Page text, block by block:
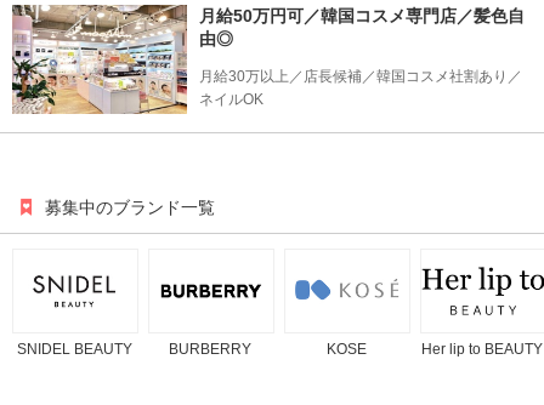
月給50万円可／韓国コスメ専門店／髪色自
由◎
月給30万以上／店長候補／韓国コスメ社割あり／
ネイルOK
募集中のブランド一覧
SNIDEL BEAUTY BURBERRY KOSE Her lip to BEAUTY